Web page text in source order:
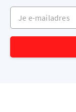
Je e-mailadres